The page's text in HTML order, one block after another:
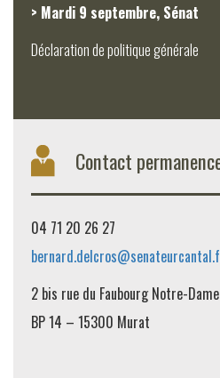
> Mardi 9 septembre, Sénat
Déclaration de politique générale
Contact
04 71 20 26 27
2 bis rue du Faubourg Notre-Dame
BP 14 – 15300 Murat